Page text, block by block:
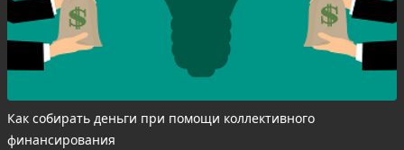
Как собирать деньги при помощи коллективного
финансирования